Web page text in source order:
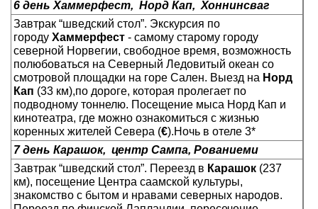
6 день Хаммерфест, Норд Кап, Хоннинсваг
Завтрак “шведский стол”. Экскурсия по
городу Хаммерфест - самому старому городу
северной Норвегии, свободное время, возможность
полюбоваться на Северный Ледовитый океан со
смотровой площадки на горе Сален. Выезд на Норд
Кап (33 км),по дороге, которая пролегает по
подводному тоннелю. Посещение мыса Норд Кап и
кинотеатра, где можно ознакомиться с жизнью
коренных жителей Севера (€).Ночь в отеле 3*
7 день Карашок, центр Сампа, Рованиеми
Завтрак “шведский стол”. Переезд в Карашок (237
км), посещение Центра саамской культуры,
знакомство с бытом и нравами северных народов.